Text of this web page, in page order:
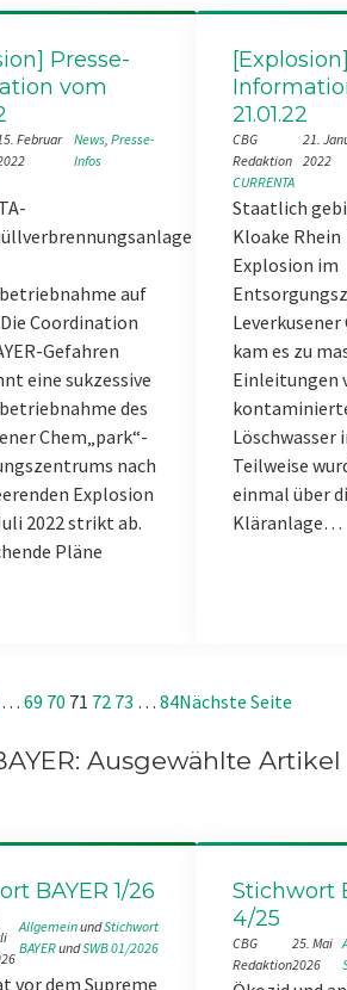
Presse-
vom
Februar
News, Presse-
Infos
auf
Coordination
Gefahren
eine sukzessive
des
Chem„park“-
nach
Explosion
2022 strikt ab.
Pläne
21.01.22
CBG
Redaktion
21.
2022
CURRENTA
Staatlich
Kloake
Explosion im
Leverkusener
kam es zu
Einleitungen
Löschwasser
Teilweise
einmal über
Kläranlage…
… 69 70 71 72 73 … 84Nächste Seite
Ausgewählte Artikel
BAYER 1/26
Allgemein und Stichwort
BAYER und SWB 01/2026
vor dem Supreme
Stichwort
4/25
CBG
Redaktion
25. Mai
2026